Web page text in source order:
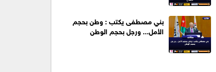
بني مصطفى يكتب : وطن بحجم
الأمل... ورجل بحجم الوطن